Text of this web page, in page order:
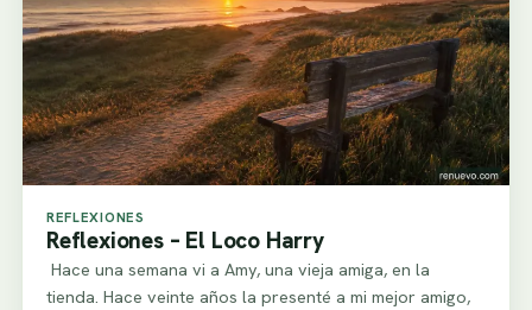
REFLEXIONES
Reflexiones – El Loco Harry
Hace una semana vi a Amy, una vieja amiga, en la
tienda. Hace veinte años la presenté a mi mejor amigo,